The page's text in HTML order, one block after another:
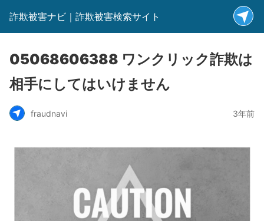
詐欺被害ナビ｜詐欺被害検索サイト
05068606388 ワンクリック詐欺は
相手にしてはいけません
fraudnavi 3年前